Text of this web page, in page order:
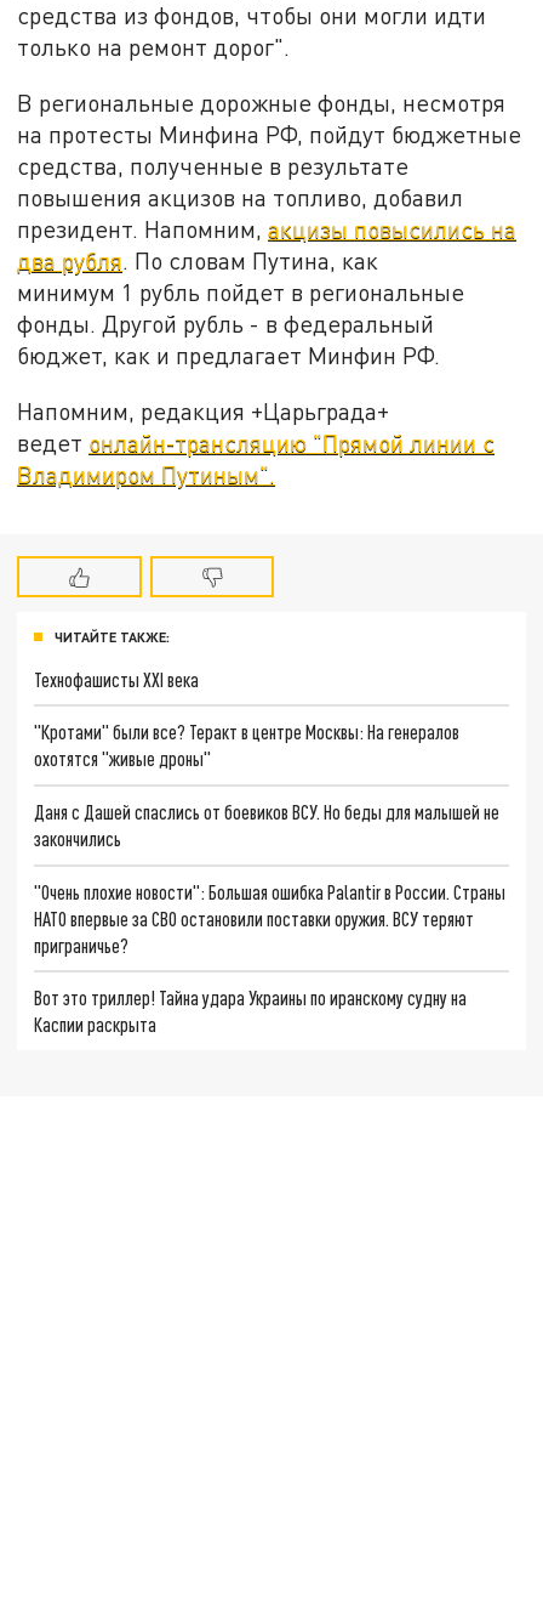
средства из фондов, чтобы они могли идти
только на ремонт дорог".
В региональные дорожные фонды, несмотря
на протесты Минфина РФ, пойдут бюджетные
средства, полученные в результате
повышения акцизов на топливо, добавил
президент. Напомним,акцизы повысились на
два рубля. По словам Путина, как
минимум 1 рубль пойдет в региональные
фонды. Другой рубль - в федеральный
бюджет, как и предлагает Минфин РФ.
Напомним, редакция +Царьграда+
ведет онлайн-трансляцию "Прямой линии с
Владимиром Путиным".
ЧИТАЙТЕ ТАКЖЕ:
Технофашисты XXI века
"Кротами" были все? Теракт в центре Москвы: На генералов
охотятся "живые дроны"
Даня с Дашей спаслись от боевиков ВСУ. Но беды для малышей не
закончились
"Очень плохие новости": Большая ошибка Palantir в России. Страны
НАТО впервые за СВО остановили поставки оружия. ВСУ теряют
приграничье?
Вот это триллер! Тайна удара Украины по иранскому судну на
Каспии раскрыта